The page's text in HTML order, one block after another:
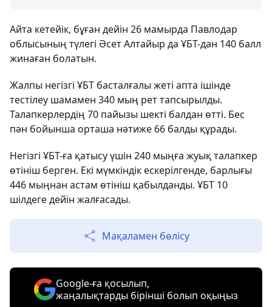
Айта кетейік, бұған дейін 26 мамырда Павлодар
облысының түлегі Әсет Алтайыр да ҰБТ-дан 140 балл
жинаған болатын.
Жалпы негізгі ҰБТ басталғалы жеті апта ішінде
тестілеу шамамен 340 мың рет тапсырылды.
Талапкерлердің 70 пайызы шекті балдан өтті. Бес
пән бойынша орташа нәтиже 66 балды құрады.
Негізгі ҰБТ-ға қатысу үшін 240 мыңға жуық талапкер
өтініш берген. Екі мүмкіндік ескерілгенде, барлығы
446 мыңнан астам өтініш қабылданды. ҰБТ 10
шілдеге дейін жалғасады.
Мақаламен бөлісу
Google-ға қосылып,
жаңалықтарды бірінші болып оқыңыз